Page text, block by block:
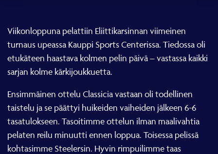
Viikonloppuna pelattiin Eliittikarsinnan viimeinen
turnaus upeassa Kauppi Sports Centerissa. Tiedossa oli
etukäteen haastava kolmen pelin päivä – vastassa kaikki
sarjan kolme kärkijoukkuetta.
Ensimmäinen ottelu Classicia vastaan oli todellinen
taistelu ja se päättyi huikeiden vaiheiden jälkeen 6-6
tasatulokseen. Tasoitimme ottelun ilman maalivahtia
pelaten reilu minuutti ennen loppua. Toisessa pelissä
kohtasimme Steelersin. Hyvin rimpuilimme taas